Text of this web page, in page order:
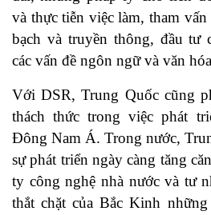
và thực tiễn việc làm, tham
bạch và truyền thông, đầu tư
các vấn đề ngôn ngữ và văn hóa
Với DSR, Trung Quốc cũng
thách thức trong việc phát
Đông Nam Á. Trong nước,
sự phát triển ngày càng tăng
ty công nghệ nhà nước và tư
thắt chặt của Bắc Kinh